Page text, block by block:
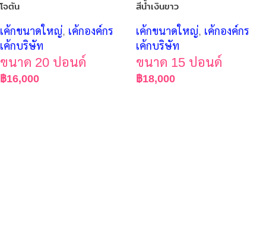
โจตัน
เค้กขนาดใหญ่, เค้กองค์กร
เค้กบริษัท
ขนาด 20 ปอนด์
฿16,000
สีน้ำเงินขาว
เค้กขนาดใหญ่, เค้กองค์กร
เค้กบริษัท
ขนาด 15 ปอนด์
฿18,000